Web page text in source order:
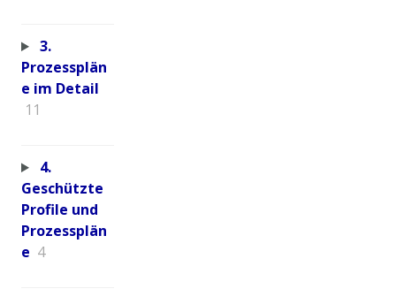
3.
Prozessplän
e im Detail
11
4.
Geschützte
Profile und
Prozessplän
e 4